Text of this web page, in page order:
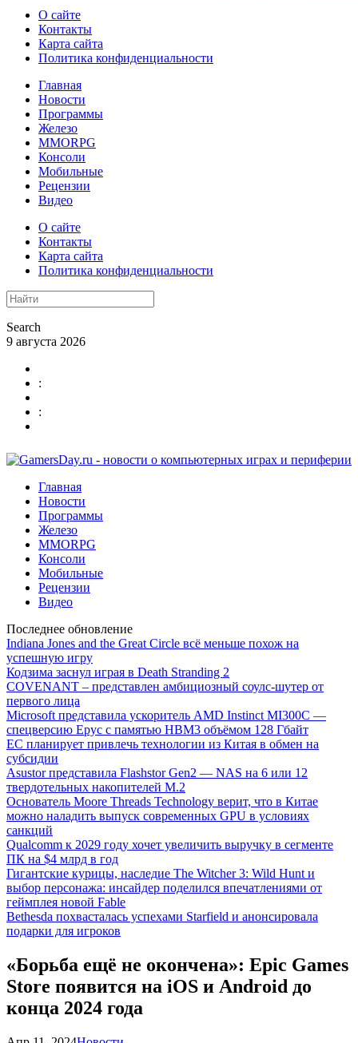
О сайте
Контакты
Карта сайта
Политика конфиденциальности
Главная
Новости
Программы
Железо
MMORPG
Консоли
Мобильные
Рецензии
Видео
О сайте
Контакты
Карта сайта
Политика конфиденциальности
Search
9 августа 2026
:
:
Главная
Новости
Программы
Железо
MMORPG
Консоли
Мобильные
Рецензии
Видео
Последнее обновление
Indiana Jones and the Great Circle всё меньше похож на
успешную игру
Кодзима заснул играя в Death Stranding 2
COVENANT – представлен амбициозный соулс-шутер от
первого лица
Microsoft представила ускоритель AMD Instinct MI300C —
спецверсию Epyc с памятью HBM3 объёмом 128 Гбайт
ЕС планирует привлечь технологии из Китая в обмен на
субсидии
Asustor представила Flashstor Gen2 — NAS на 6 или 12
твердотельных накопителей M.2
Основатель Moore Threads Technology верит, что в Китае
можно наладить выпуск современных GPU в условиях
санкций
Qualcomm к 2029 году хочет увеличить выручку в сегменте
ПК на $4 млрд в год
Гигантские курицы, наследие The Witcher 3: Wild Hunt и
выбор персонажа: инсайдер поделился впечатлениями от
геймплея новой Fable
Bethesda похвасталась успехами Starfield и анонсировала
подарки для игроков
«Борьба ещё не окончена»: Epic Games
Store появится на iOS и Android до
конца 2024 года